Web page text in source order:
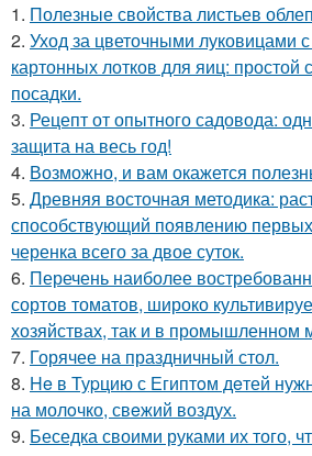
1. Полезные свойства листьев
2. Уход за цветочными луковицами
картонных лотков для яиц: простой
посадки.
3. Рецепт от опытного садовода:
защита на весь год!
4. Возможно, и вам окажется
5. Древняя восточная методика:
способствующий появлению
черенка всего за двое суток.
6. Перечень наиболее
сортов томатов, широко
хозяйствах, так и в промышленном
7. Горячее на праздничный стол.
8. He в Туpцию с Египтoм дeтей
на молoчко, свeжий воздух.
9. Беседка своими руками их того,